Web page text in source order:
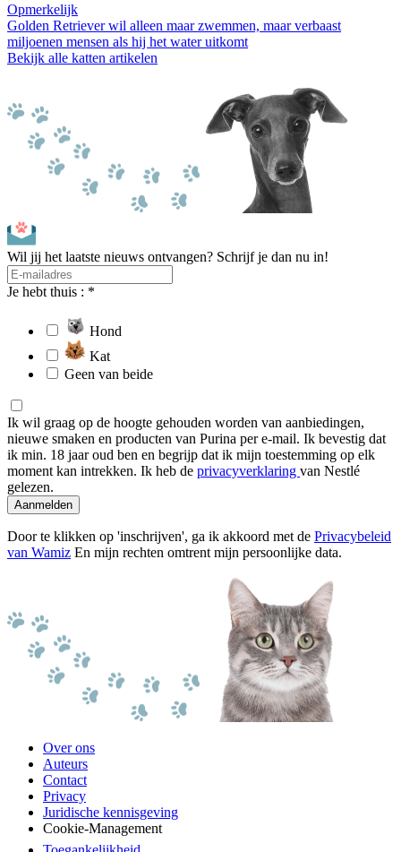
Opmerkelijk
Golden Retriever wil alleen maar zwemmen, maar verbaast
miljoenen mensen als hij het water uitkomt
Bekijk alle katten artikelen
Wil jij het laatste nieuws ontvangen? Schrijf je dan nu in!
Je hebt thuis : *
Hond
Kat
Geen van beide
Ik wil graag op de hoogte gehouden worden van aanbiedingen,
nieuwe smaken en producten van Purina per e-mail. Ik bevestig dat
ik min. 18 jaar oud ben en begrijp dat ik mijn toestemming op elk
moment kan intrekken. Ik heb de privacyverklaring van Nestlé
gelezen.
Aanmelden
Door te klikken op 'inschrijven', ga ik akkoord met de Privacybeleid
van Wamiz En mijn rechten omtrent mijn persoonlijke data.
Over ons
Auteurs
Contact
Privacy
Juridische kennisgeving
Cookie-Management